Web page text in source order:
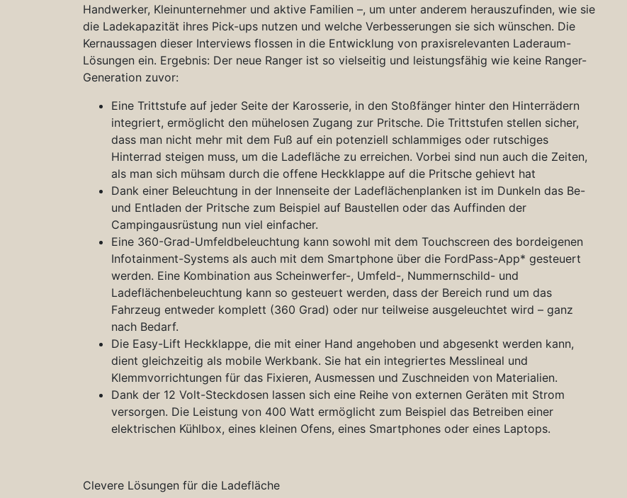
Handwerker, Kleinunternehmer und aktive Familien –, um unter anderem herauszufinden, wie sie
die Ladekapazität ihres Pick-ups nutzen und welche Verbesserungen sie sich wünschen. Die
Kernaussagen dieser Interviews flossen in die Entwicklung von praxisrelevanten Laderaum-
Lösungen ein. Ergebnis: Der neue Ranger ist so vielseitig und leistungsfähig wie keine Ranger-
Generation zuvor:
Eine Trittstufe auf jeder Seite der Karosserie, in den Stoßfänger hinter den Hinterrädern
integriert, ermöglicht den mühelosen Zugang zur Pritsche. Die Trittstufen stellen sicher,
dass man nicht mehr mit dem Fuß auf ein potenziell schlammiges oder rutschiges
Hinterrad steigen muss, um die Ladefläche zu erreichen. Vorbei sind nun auch die Zeiten,
als man sich mühsam durch die offene Heckklappe auf die Pritsche gehievt hat
Dank einer Beleuchtung in der Innenseite der Ladeflächenplanken ist im Dunkeln das Be-
und Entladen der Pritsche zum Beispiel auf Baustellen oder das Auffinden der
Campingausrüstung nun viel einfacher.
Eine 360-Grad-Umfeldbeleuchtung kann sowohl mit dem Touchscreen des bordeigenen
Infotainment-Systems als auch mit dem Smartphone über die FordPass-App* gesteuert
werden. Eine Kombination aus Scheinwerfer-, Umfeld-, Nummernschild- und
Ladeflächenbeleuchtung kann so gesteuert werden, dass der Bereich rund um das
Fahrzeug entweder komplett (360 Grad) oder nur teilweise ausgeleuchtet wird – ganz
nach Bedarf.
Die Easy-Lift Heckklappe, die mit einer Hand angehoben und abgesenkt werden kann,
dient gleichzeitig als mobile Werkbank. Sie hat ein integriertes Messlineal und
Klemmvorrichtungen für das Fixieren, Ausmessen und Zuschneiden von Materialien.
Dank der 12 Volt-Steckdosen lassen sich eine Reihe von externen Geräten mit Strom
versorgen. Die Leistung von 400 Watt ermöglicht zum Beispiel das Betreiben einer
elektrischen Kühlbox, eines kleinen Ofens, eines Smartphones oder eines Laptops.
Clevere Lösungen für die Ladefläche